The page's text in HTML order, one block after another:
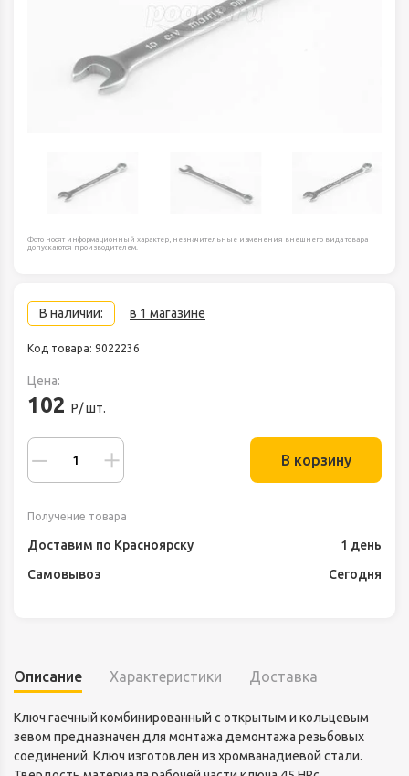
Фото носят информационный характер, незначительные изменения внешнего вида товара
допускаются производителем.
В наличии: в 1 магазине
Код товара: 9022236
Цена:
102 Р/ шт.
В корзину
Получение товара
Доставим по Красноярску
1 день
Самовывоз
Сегодня
Описание Характеристики Доставка
Ключ гаечный комбинированный с открытым и кольцевым
зевом предназначен для монтажа демонтажа резьбовых
соединений. Ключ изготовлен из хромванадиевой стали.